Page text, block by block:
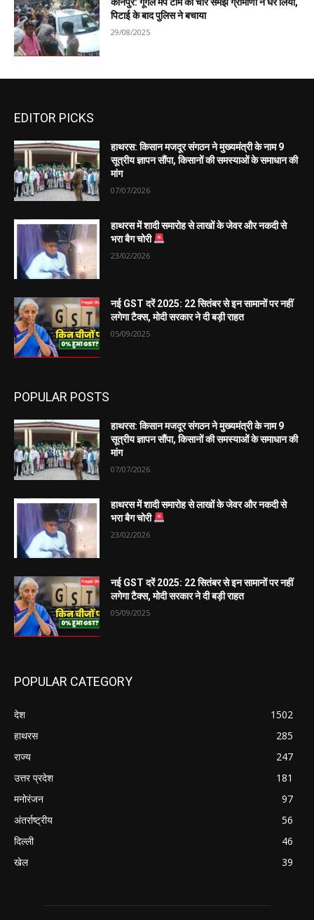
कानपुर: गूगल मैप टीम को चोर समझ ग्रामीणों ने घेर लिया,
पिटाई के बाद पुलिस ने बचाया
29/08/2025
EDITOR PICKS
हाथरस: किसान मजदूर संगठन ने मुख्यमंत्री के नाम 9
सूत्रीय ज्ञापन सौंपा, किसानों की समस्याओं के समाधान की
मांग
07/07/2026
हाथरस में शादी समारोह से लाखों के जेवर और नकदी से
भरा बैग चोरी
23/02/2026
नई GST दरें 2025: 22 सितंबर से इन सामानों पर नहीं
लगेगा टैक्स, मोदी सरकार ने दी बड़ी राहत
05/09/2025
POPULAR POSTS
हाथरस: किसान मजदूर संगठन ने मुख्यमंत्री के नाम 9
सूत्रीय ज्ञापन सौंपा, किसानों की समस्याओं के समाधान की
मांग
07/07/2026
हाथरस में शादी समारोह से लाखों के जेवर और नकदी से
भरा बैग चोरी
23/02/2026
नई GST दरें 2025: 22 सितंबर से इन सामानों पर नहीं
लगेगा टैक्स, मोदी सरकार ने दी बड़ी राहत
05/09/2025
POPULAR CATEGORY
देश
1502
हाथरस
285
राज्य
247
उत्तर प्रदेश
181
मनोरंजन
97
अंतर्राष्ट्रीय
56
दिल्ली
46
खेल
39